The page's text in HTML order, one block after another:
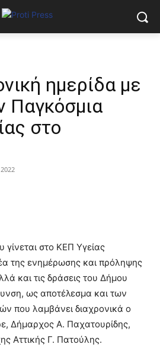
ημερίδα με
Παγκόσμια
στο
γίνεται στο ΚΕΠ Υγείας
της ενημέρωσης και πρόληψης
και τις δράσεις του Δήμου
ως αποτέλεσμα και των
που λαμβάνει διαχρονικά ο
Δήμαρχος Α. Παχατουρίδης,
Αττικής Γ. Πατούλης.